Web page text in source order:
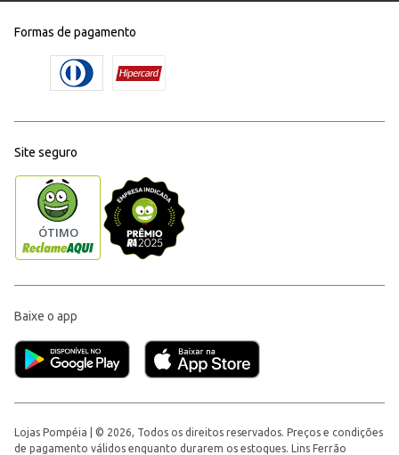
Formas de pagamento
Site seguro
Baixe o app
Lojas Pompéia | © 2026, Todos os direitos reservados. Preços e condições
de pagamento válidos enquanto durarem os estoques. Lins Ferrão